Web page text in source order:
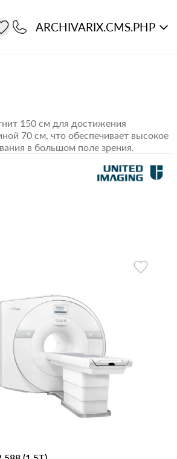
ARCHIVARIX.CMS.PHP
150 см для достижения
70 см, что обеспечивает высокое
в большом поле зрения.